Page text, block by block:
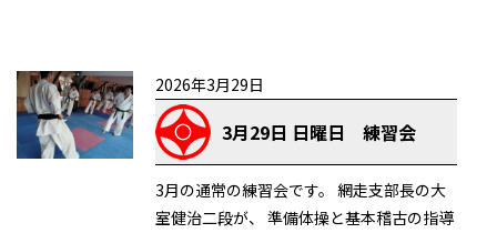
2026年3月29日
3月29日 日曜日 練習会
3月の通常の練習会です。 網走支部長の大
室健治二段が、 準備体操と基本稽古の指導